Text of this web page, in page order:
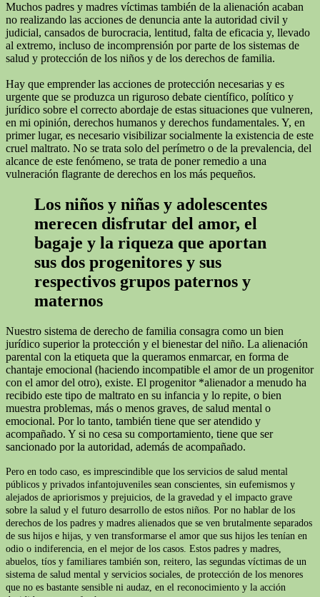
Muchos padres y madres víctimas también de la alienación acaban
no realizando las acciones de denuncia ante la autoridad civil y
judicial, cansados de burocracia, lentitud, falta de eficacia y, llevado
al extremo, incluso de incomprensión por parte de los sistemas de
salud y protección de los niños y de los derechos de familia.
Hay que emprender las acciones de protección necesarias y es
urgente que se produzca un riguroso debate científico, político y
jurídico sobre el correcto abordaje de estas situaciones que vulneren,
en mi opinión, derechos humanos y derechos fundamentales. Y, en
primer lugar, es necesario visibilizar socialmente la existencia de este
cruel maltrato. No se trata solo del perímetro o de la prevalencia, del
alcance de este fenómeno, se trata de poner remedio a una
vulneración flagrante de derechos en los más pequeños.
Los niños y niñas y adolescentes
merecen disfrutar del amor, el
bagaje y la riqueza que aportan
sus dos progenitores y sus
respectivos grupos paternos y
maternos
Nuestro sistema de derecho de familia consagra como un bien
jurídico superior la protección y el bienestar del niño. La alienación
parental con la etiqueta que la queramos enmarcar, en forma de
chantaje emocional (haciendo incompatible el amor de un progenitor
con el amor del otro), existe. El progenitor *alienador a menudo ha
recibido este tipo de maltrato en su infancia y lo repite, o bien
muestra problemas, más o menos graves, de salud mental o
emocional. Por lo tanto, también tiene que ser atendido y
acompañado. Y si no cesa su comportamiento, tiene que ser
sancionado por la autoridad, además de acompañado.
Pero en todo caso, es imprescindible que los servicios de salud mental
públicos y privados infantojuveniles sean conscientes, sin eufemismos y
alejados de apriorismos y prejuicios, de la gravedad y el impacto grave
sobre la salud y el futuro desarrollo de estos niños. Por no hablar de los
derechos de los padres y madres alienados que se ven brutalmente separados
de sus hijos e hijas, y ven transformarse el amor que sus hijos les tenían en
odio o indiferencia, en el mejor de los casos. Estos padres y madres,
abuelos, tíos y familiares también son, reitero, las segundas víctimas de un
sistema de salud mental y servicios sociales, de protección de los menores
que no es bastante sensible ni audaz, en el reconocimiento y la acción